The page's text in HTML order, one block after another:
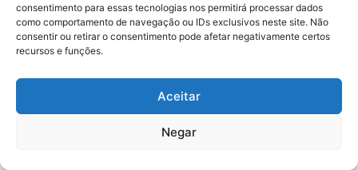
consentimento para essas tecnologias nos permitirá processar dados
como comportamento de navegação ou IDs exclusivos neste site. Não
consentir ou retirar o consentimento pode afetar negativamente certos
recursos e funções.
Aceitar
Negar
Brasil: Policia Federal investiga
753 casos de crimes eleitorais
antes das eleições